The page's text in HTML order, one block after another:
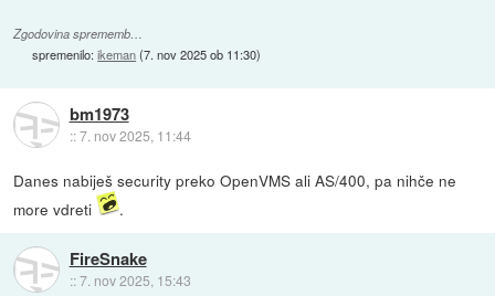
Zgodovina sprememb…
spremenilo:ikeman(7. nov 2025 ob 11:30)
bm1973
::7. nov 2025, 11:44
Danes nabiješ security preko OpenVMS ali AS/400, pa nihče ne
more vdreti
.
FireSnake
::7. nov 2025, 15:43